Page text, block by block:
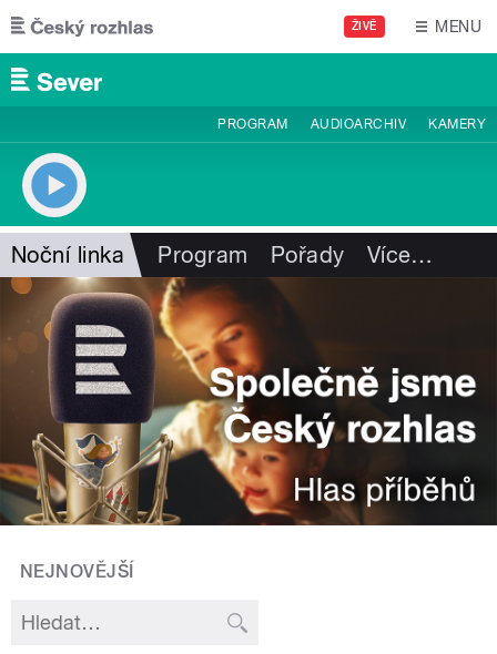
Přejít k hlavnímu obsahu
ŽIVĚ MENU
PROGRAM AUDIOARCHIV KAMERY
Noční linka Program Pořady Více…
NEJNOVĚJŠÍ